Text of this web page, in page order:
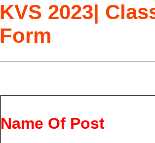
KVS 2023|
Form
Name Of Post